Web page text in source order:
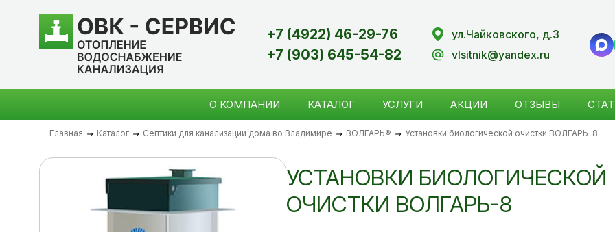
+7 (4922) 46-29-76
+7 (903) 645-54-82
ул.Чайковского, д.3
vlsitnik@yandex.ru
О КОМПАНИИ КАТАЛОГ УСЛУГИ АКЦИИ ОТЗЫВЫ
Главная Каталог Септики для канализации дома во Владимире ВОЛГАРЬ® Установки биологической очистки ВОЛГАРЬ-8
УСТАНОВКИ БИОЛОГИЧЕСКОЙ
ОЧИСТКИ ВОЛГАРЬ-8